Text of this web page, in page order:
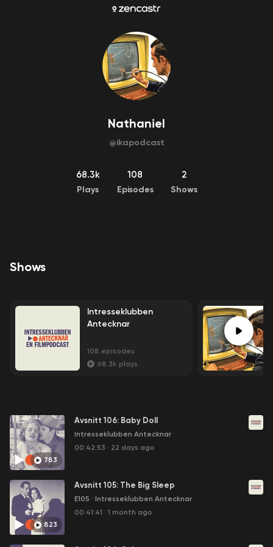
Nathaniel
@ikapodcast
68.3k
Plays
108
Episodes
2
Shows
Shows
Intresseklubben
Antecknar
108 episodes
68.3k plays
783
Avsnitt 106: Baby Doll
Intresseklubben Antecknar
00:42:53 · 22 days ago
823
Avsnitt 105: The Big Sleep
E105 · Intresseklubben Antecknar
00:41:41 · 1 month ago